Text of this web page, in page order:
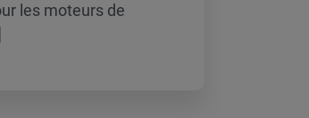
les moteurs de